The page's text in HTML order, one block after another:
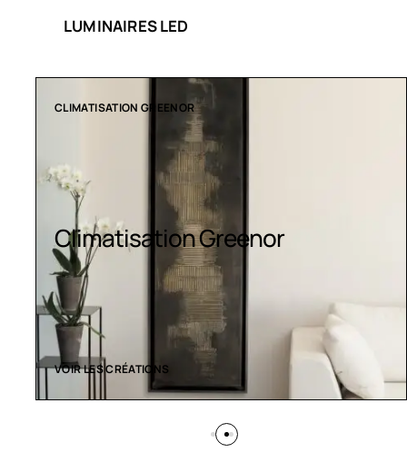
LUMINAIRES LED
COLLECTION LT
Luminaires LED
VOIR LES CRÉATIONS